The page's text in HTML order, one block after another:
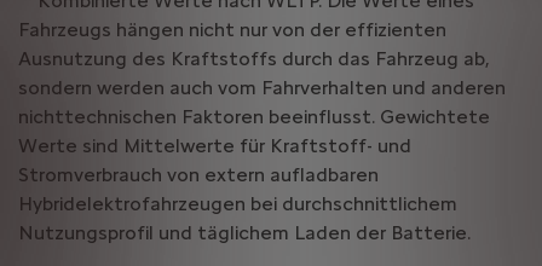
Fahrzeugs hängen nicht nur von der effizienten
Ausnutzung des Kraftstoffs durch das Fahrzeug ab,
sondern werden auch vom Fahrverhalten und anderen
nichttechnischen Faktoren beeinflusst. Gewichtete
Werte sind Mittelwerte für Kraftstoff- und
Stromverbrauch von extern aufladbaren
Hybridelektrofahrzeugen bei durchschnittlichem
Nutzungsprofil und täglichem Laden der Batterie.